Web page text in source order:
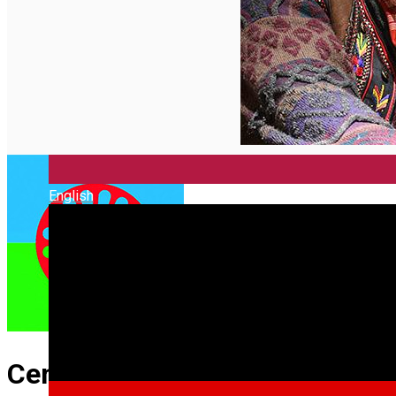
English
Centrul Creştin al Romilor –